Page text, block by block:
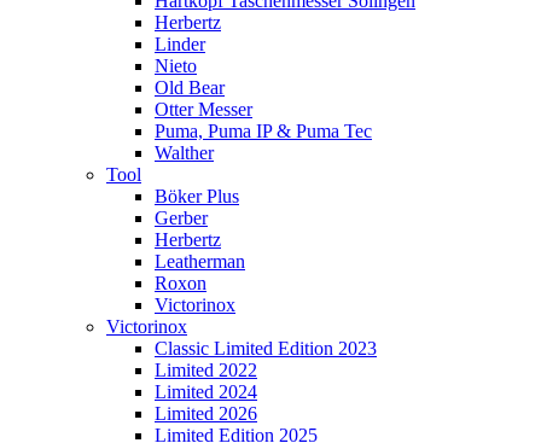
Herbertz
Linder
Nieto
Old Bear
Otter Messer
Puma, Puma IP & Puma Tec
Walther
Tool
Böker Plus
Gerber
Herbertz
Leatherman
Roxon
Victorinox
Victorinox
Classic Limited Edition 2023
Limited 2022
Limited 2024
Limited 2026
Limited Edition 2025